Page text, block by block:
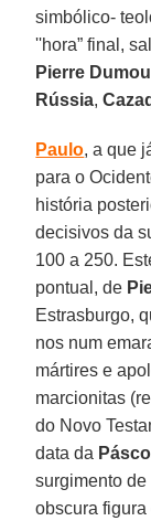
simbólico-
''hora” final,
Pierre
Rússia,
Paulo, a que
para o
história
decisivos da
100 a 250.
pontual, de
Estrasburgo,
nos num
mártires e
marcionitas
do Novo
data da
surgimento
obscura